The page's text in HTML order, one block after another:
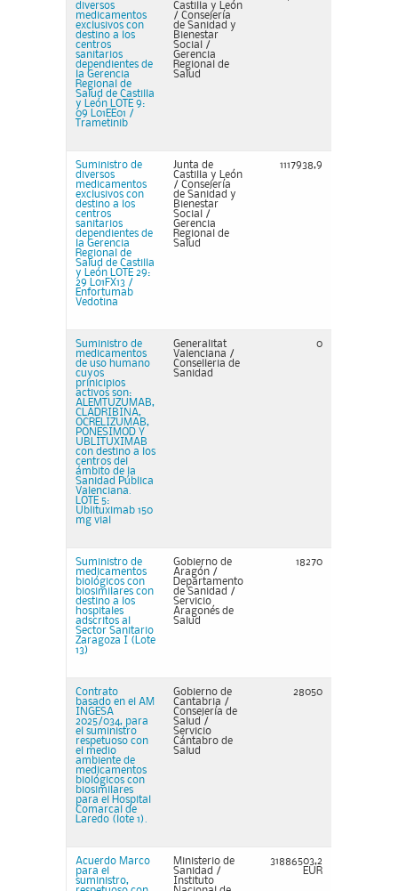
diversos
medicamentos
exclusivos con
destino a los
centros
sanitarios
dependientes de
la Gerencia
Regional de
Salud de Castilla
y León LOTE 9:
09 L01EE01 /
Trametinib
Castilla y León
/ Consejería
de Sanidad y
Bienestar
Social /
Gerencia
Regional de
Salud
Suministro de
diversos
medicamentos
exclusivos con
destino a los
centros
sanitarios
dependientes de
la Gerencia
Regional de
Salud de Castilla
y León LOTE 29:
29 L01FX13 /
Enfortumab
Vedotina
Junta de
Castilla y León
/ Consejería
de Sanidad y
Bienestar
Social /
Gerencia
Regional de
Salud
1117938,9
Suministro de
medicamentos
de uso humano
cuyos
prinicipios
activos son:
ALEMTUZUMAB,
CLADRIBINA,
OCRELIZUMAB,
PONESIMOD Y
UBLITUXIMAB
con destino a los
centros del
ámbito de la
Sanidad Pública
Valenciana.
LOTE 5:
Ublituximab 150
mg vial
Generalitat
Valenciana /
Conselleria de
Sanidad
0
Suministro de
medicamentos
biológicos con
biosimilares con
destino a los
hospitales
adscritos al
Sector Sanitario
Zaragoza I (Lote
13)
Gobierno de
Aragón /
Departamento
de Sanidad /
Servicio
Aragonés de
Salud
18270
Contrato
basado en el AM
INGESA
2025/034, para
el suministro
respetuoso con
el medio
ambiente de
medicamentos
biológicos con
biosimilares
para el Hospital
Comarcal de
Laredo (lote 1).
Gobierno de
Cantabria /
Consejería de
Salud /
Servicio
Cántabro de
Salud
28050
Acuerdo Marco
para el
suministro,
Ministerio de
Sanidad /
Instituto
31886503,2
EUR